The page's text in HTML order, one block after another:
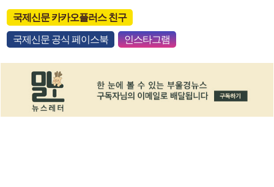
국제신문 카카오플러스 친구
국제신문 공식 페이스북 인스타그램